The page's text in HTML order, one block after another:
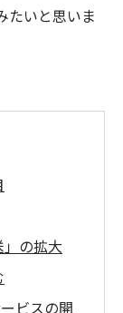
たいと思いま
の拡大
ビスの開